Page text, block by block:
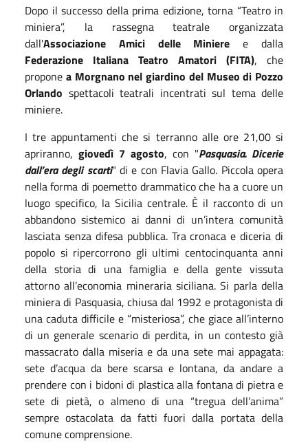
Dopo il successo della prima edizione, torna “Teatro in
miniera”, la rassegna teatrale organizzata
dall'Associazione Amici delle Miniere e dalla
Federazione Italiana Teatro Amatori (FITA), che
propone a Morgnano nel giardino del Museo di Pozzo
Orlando spettacoli teatrali incentrati sul tema delle
miniere.
I tre appuntamenti che si terranno alle ore 21,00si
apriranno, giovedì 7 agosto, con "Pasquasia. Dicerie
dall’era degli scarti" di e con Flavia Gallo. Piccola opera
nella forma di poemetto drammatico che ha a cuore un
luogo specifico, la Sicilia centrale. È il racconto di un
abbandono sistemico ai danni di un’intera comunità
lasciata senza difesa pubblica. Tra cronaca e diceria di
popolo si ripercorrono gli ultimi centocinquanta anni
della storia di una famiglia e della gente vissuta
attorno all’economia mineraria siciliana. Si parla della
miniera di Pasquasia, chiusa dal 1992 e protagonista di
una caduta difficile e “misteriosa”, che giace all’interno
di un generale scenario di perdita, in un contesto già
massacrato dalla miseria e da una sete mai appagata:
sete d’acqua da bere scarsa e lontana, da andare a
prendere con i bidoni di plastica alla fontana di pietra e
sete di pietà, o almeno di una “tregua dell’anima”
sempre ostacolata da fatti fuori dalla portata della
comune comprensione.